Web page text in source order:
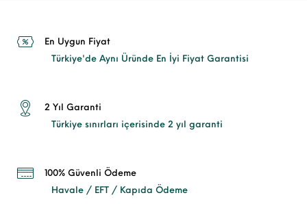
En Uygun Fiyat
Türkiye'de Aynı Üründe En İyi Fiyat Garantisi
2 Yıl Garanti
Türkiye sınırları içerisinde 2 yıl garanti
100% Güvenli Ödeme
Havale / EFT / Kapıda Ödeme